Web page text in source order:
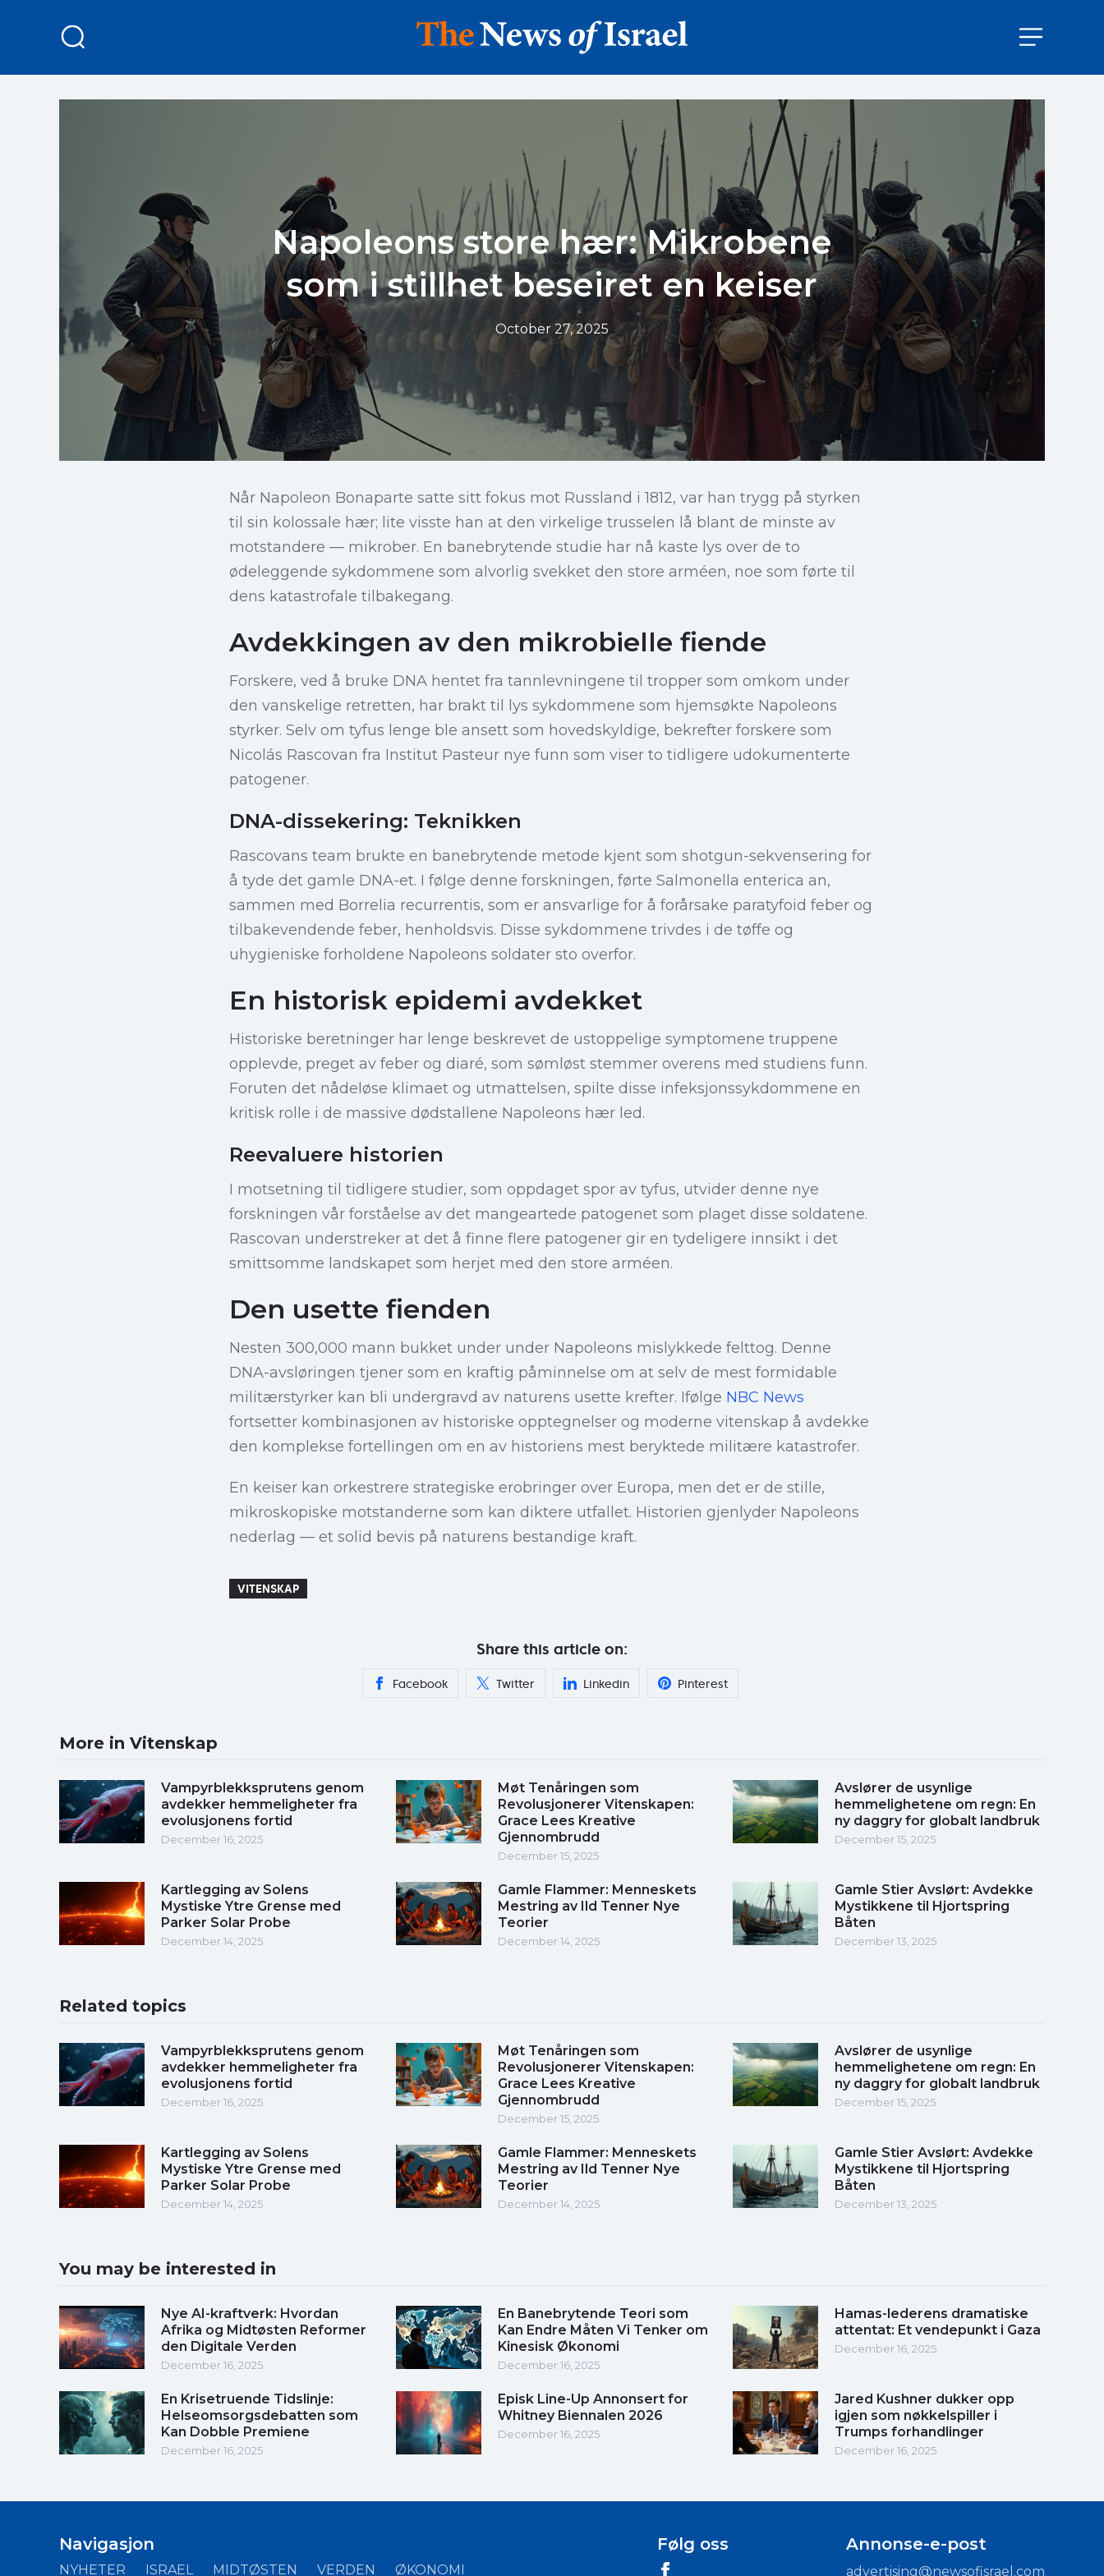
Napoleons store hær: Mikrobene
som i stillhet beseiret en keiser
October 27, 2025
Når Napoleon Bonaparte satte sitt fokus mot Russland i 1812, var han trygg på styrken
til sin kolossale hær; lite visste han at den virkelige trusselen lå blant de minste av
motstandere — mikrober. En banebrytende studie har nå kaste lys over de to
ødeleggende sykdommene som alvorlig svekket den store arméen, noe som førte til
dens katastrofale tilbakegang.
Avdekkingen av den mikrobielle fiende
Forskere, ved å bruke DNA hentet fra tannlevningene til tropper som omkom under
den vanskelige retretten, har brakt til lys sykdommene som hjemsøkte Napoleons
styrker. Selv om tyfus lenge ble ansett som hovedskyldige, bekrefter forskere som
Nicolás Rascovan fra Institut Pasteur nye funn som viser to tidligere udokumenterte
patogener.
DNA-dissekering: Teknikken
Rascovans team brukte en banebrytende metode kjent som shotgun-sekvensering for
å tyde det gamle DNA-et. I følge denne forskningen, førte Salmonella enterica an,
sammen med Borrelia recurrentis, som er ansvarlige for å forårsake paratyfoid feber og
tilbakevendende feber, henholdsvis. Disse sykdommene trivdes i de tøffe og
uhygieniske forholdene Napoleons soldater sto overfor.
En historisk epidemi avdekket
Historiske beretninger har lenge beskrevet de ustoppelige symptomene truppene
opplevde, preget av feber og diaré, som sømløst stemmer overens med studiens funn.
Foruten det nådeløse klimaet og utmattelsen, spilte disse infeksjonssykdommene en
kritisk rolle i de massive dødstallene Napoleons hær led.
Reevaluere historien
I motsetning til tidligere studier, som oppdaget spor av tyfus, utvider denne nye
forskningen vår forståelse av det mangeartede patogenet som plaget disse soldatene.
Rascovan understreker at det å finne flere patogener gir en tydeligere innsikt i det
smittsomme landskapet som herjet med den store arméen.
Den usette fienden
Nesten 300,000 mann bukket under under Napoleons mislykkede felttog. Denne
DNA-avsløringen tjener som en kraftig påminnelse om at selv de mest formidable
militærstyrker kan bli undergravd av naturens usette krefter. Ifølge NBC News
fortsetter kombinasjonen av historiske opptegnelser og moderne vitenskap å avdekke
den komplekse fortellingen om en av historiens mest beryktede militære katastrofer.
En keiser kan orkestrere strategiske erobringer over Europa, men det er de stille,
mikroskopiske motstanderne som kan diktere utfallet. Historien gjenlyder Napoleons
nederlag — et solid bevis på naturens bestandige kraft.
VITENSKAP
Share this article on:
Facebook Twitter Linkedin Pinterest
More in Vitenskap
Vampyrblekksprutens genom
avdekker hemmeligheter fra
evolusjonens fortid
December 16, 2025
Møt Tenåringen som
Revolusjonerer Vitenskapen:
Grace Lees Kreative
Gjennombrudd
December 15, 2025
Avslører de usynlige
hemmelighetene om regn: En
ny daggry for globalt landbruk
December 15, 2025
Kartlegging av Solens
Mystiske Ytre Grense med
Parker Solar Probe
December 14, 2025
Gamle Flammer: Menneskets
Mestring av Ild Tenner Nye
Teorier
December 14, 2025
Gamle Stier Avslørt: Avdekke
Mystikkene til Hjortspring
Båten
December 13, 2025
Related topics
Vampyrblekksprutens genom
avdekker hemmeligheter fra
evolusjonens fortid
December 16, 2025
Møt Tenåringen som
Revolusjonerer Vitenskapen:
Grace Lees Kreative
Gjennombrudd
December 15, 2025
Avslører de usynlige
hemmelighetene om regn: En
ny daggry for globalt landbruk
December 15, 2025
Kartlegging av Solens
Mystiske Ytre Grense med
Parker Solar Probe
December 14, 2025
Gamle Flammer: Menneskets
Mestring av Ild Tenner Nye
Teorier
December 14, 2025
Gamle Stier Avslørt: Avdekke
Mystikkene til Hjortspring
Båten
December 13, 2025
You may be interested in
Nye AI-kraftverk: Hvordan
Afrika og Midtøsten Reformer
den Digitale Verden
December 16, 2025
En Banebrytende Teori som
Kan Endre Måten Vi Tenker om
Kinesisk Økonomi
December 16, 2025
Hamas-lederens dramatiske
attentat: Et vendepunkt i Gaza
December 16, 2025
En Krisetruende Tidslinje:
Helseomsorgsdebatten som
Kan Dobble Premiene
December 16, 2025
Episk Line-Up Annonsert for
Whitney Biennalen 2026
December 16, 2025
Jared Kushner dukker opp
igjen som nøkkelspiller i
Trumps forhandlinger
December 16, 2025
Navigasjon
NYHETER ISRAEL MIDTØSTEN VERDEN ØKONOMI
Følg oss Annonse-e-post
advertising@newsofisrael.com